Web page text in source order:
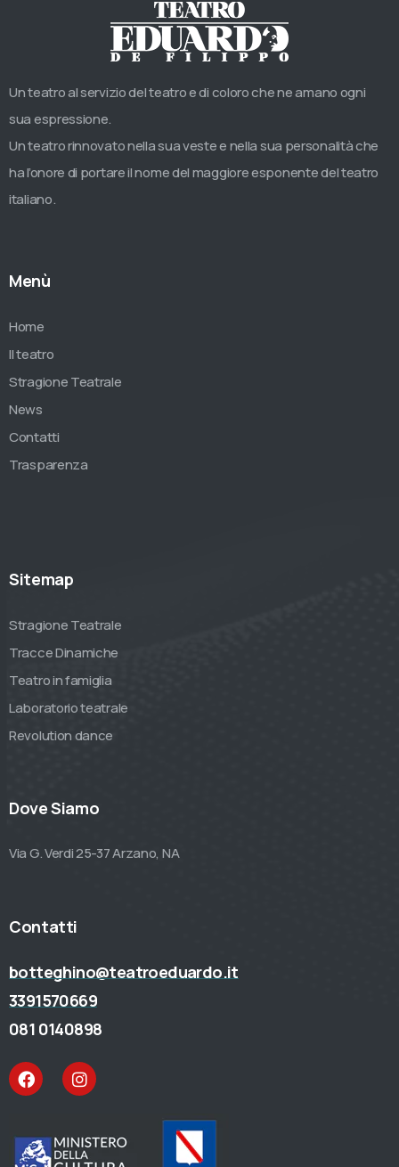
Un teatro al servizio del teatro e di coloro che ne amano ogni
sua espressione.
Un teatro rinnovato nella sua veste e nella sua personalità che
ha l’onore di portare il nome del maggiore esponente del teatro
italiano.
Menù
Home
Il teatro
Stragione Teatrale
News
Contatti
Trasparenza
Sitemap
Stragione Teatrale
Tracce Dinamiche
Teatro in famiglia
Laboratorio teatrale
Revolution dance
Dove Siamo
Via G. Verdi 25-37 Arzano, NA
Contatti
botteghino@teatroeduardo.it
3391570669
081 0140898